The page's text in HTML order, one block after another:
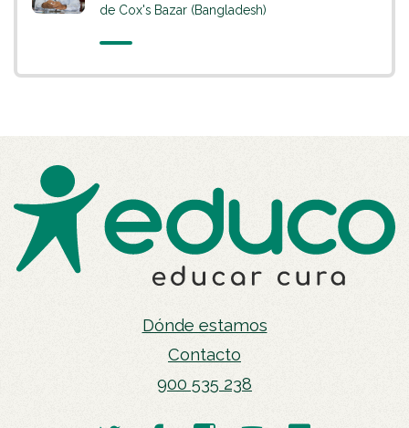
de Cox's Bazar (Bangladesh)
Dónde estamos
Contacto
900 535 238